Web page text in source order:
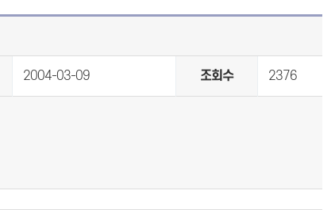
2004-03-09 조회수 2376